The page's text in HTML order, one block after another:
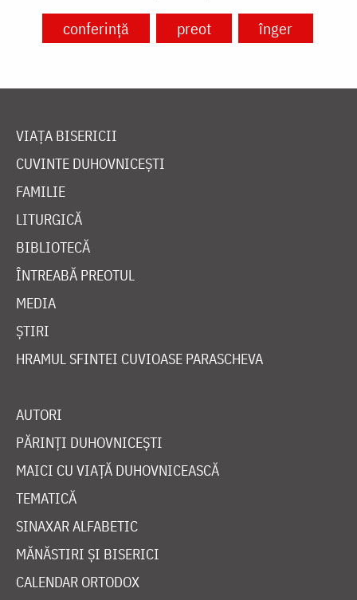
conferință preot înger
VIAȚA BISERICII
CUVINTE DUHOVNICEȘTI
FAMILIE
LITURGICĂ
BIBLIOTECĂ
ÎNTREABĂ PREOTUL
MEDIA
ȘTIRI
HRAMUL SFINTEI CUVIOASE PARASCHEVA
AUTORI
PĂRINȚI DUHOVNICEȘTI
MAICI CU VIAȚĂ DUHOVNICEASCĂ
TEMATICĂ
SINAXAR ALFABETIC
MĂNĂSTIRI ȘI BISERICI
CALENDAR ORTODOX